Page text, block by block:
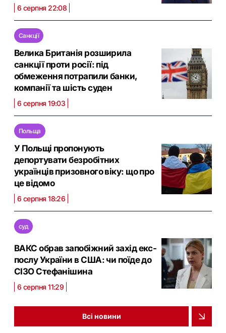
6 серпня 22:08
Санкції
Велика Британія розширила
санкції проти росії: під
обмеження потрапили банки,
компанії та шість суден
6 серпня 19:03
Польща
У Польщі пропонують
депортувати безробітних
українців призовного віку: що про
це відомо
6 серпня 18:26
суд
ВАКС обрав запобіжний захід екс-
послу України в США: чи поїде до
СІЗО Стефанішина
6 серпня 11:29
Всі новини